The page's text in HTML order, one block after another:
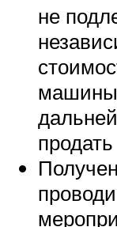
не
продать